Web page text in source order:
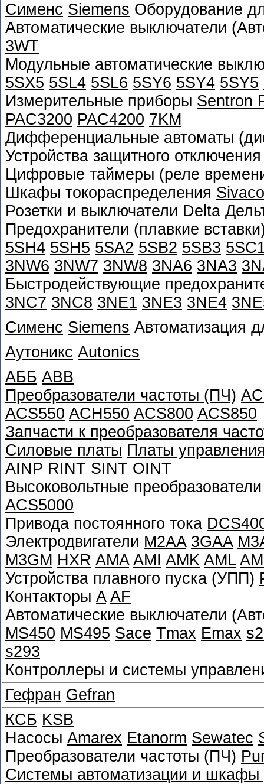
Сименс Siemens Оборудование
Автоматические выключатели
3WT
Модульные автоматические
5SX5 5SL4 5SL6 5SY6 5SY4 5SY5
Измерительные приборы Sentron
PAC3200 PAC4200 7KM
Дифференциальные автоматы
Устройства защитного
Цифровые таймеры (реле
Шкафы токораспределения
Розетки и выключатели Delta
Предохранители (плавкие
5SH4 5SH5 5SA2 5SB2 5SB3
3NW6 3NW7 3NW8 3NA6 3NA3
Быстродействующие
3NC7 3NC8 3NE1 3NE3 3NE4
Сименс Siemens Автоматизация
Аутоникс Autonics
АББ ABB
Преобразователи частоты (ПЧ)
ACS550 ACH550 ACS800 ACS850
Запчасти к преобразователя
Силовые платы Платы
AINP RINT SINT OINT
Высоковольтные
ACS5000
Привода постоянного тока
Электродвигатели M2AA 3GAA
M3GM HXR AMA AMI AMK AML
Устройства плавного пуска (УПП)
Контакторы A AF
Автоматические выключатели
MS450 MS495 Sace Tmax Emax
s293
Контроллеры и системы
Гефран Gefran
КСБ KSB
Насосы Amarex Etanorm Sewatec
Преобразователи частоты (ПЧ)
Системы автоматизации и шкафы